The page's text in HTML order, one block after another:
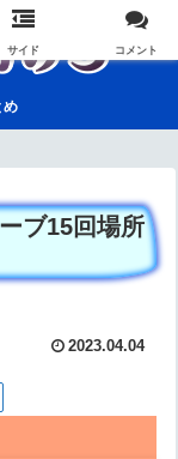
め
ブ15回場所
2023.04.04
サイド コメント